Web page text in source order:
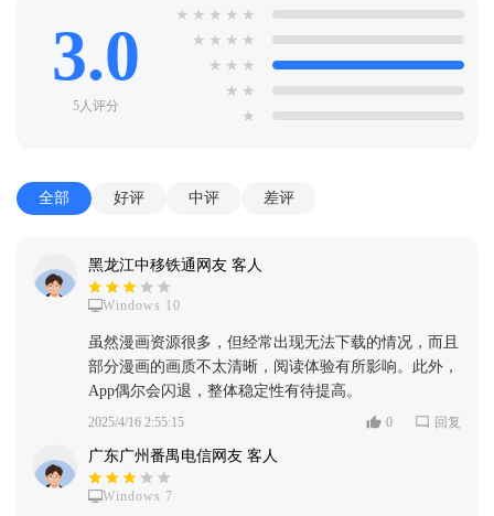
3.0
5人评分
★ ★ ★ ★ ★
★ ★ ★ ★
★ ★ ★
★ ★
★
全部 好评 中评 差评
黑龙江中移铁通网友 客人
Windows 10
虽然漫画资源很多，但经常出现无法下载的情况，而且
部分漫画的画质不太清晰，阅读体验有所影响。此外，
App偶尔会闪退，整体稳定性有待提高。
2025/4/16 2:55:15 0 回复
广东广州番禺电信网友 客人
Windows 7